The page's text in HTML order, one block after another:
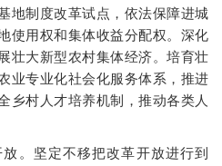
地制度改革试点，依法保障进城
使用权和集体收益分配权。深化
壮大新型农村集体经济。培育壮
业专业化社会化服务体系，推进
乡村人才培养机制，推动各类人
坚定不移把改革开放进行到